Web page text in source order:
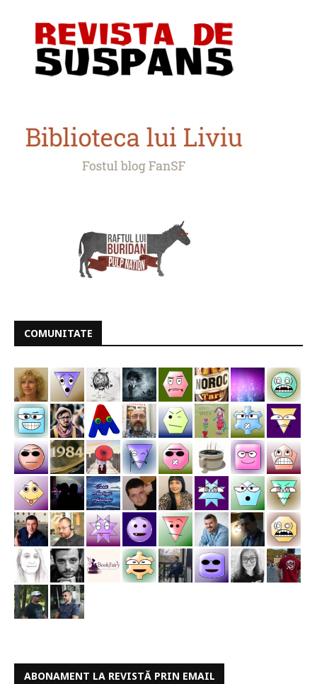
COMUNITATE
ABONAMENT LA REVISTĂ PRIN EMAIL